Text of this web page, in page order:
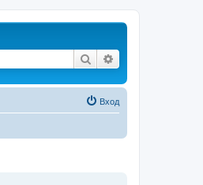
Поиск
Вход